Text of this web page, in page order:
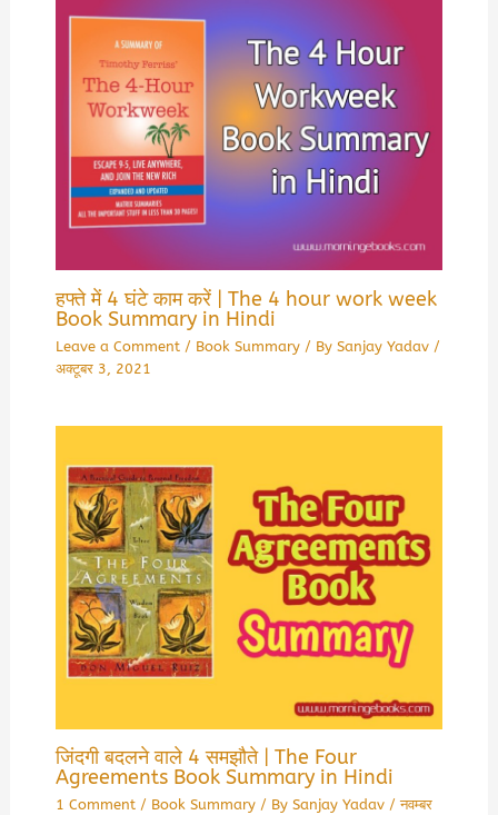
हफ्ते में 4 घंटे काम करें | The 4 hour work week
Book Summary in Hindi
Leave a Comment / Book Summary/ By Sanjay Yadav /
अक्टूबर 3, 2021
जिंदगी बदलने वाले 4 समझौते | The Four
Agreements Book Summary in Hindi
1 Comment / Book Summary/ By Sanjay Yadav /नवम्बर